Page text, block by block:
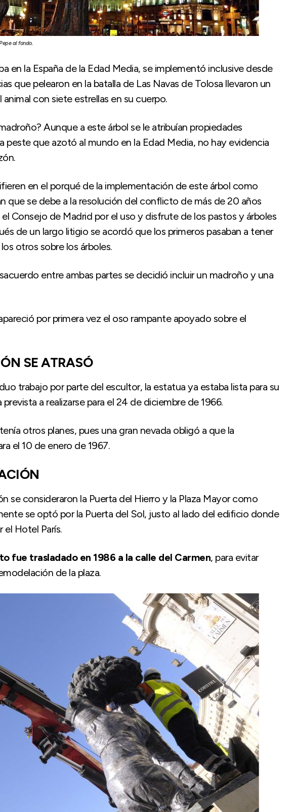
al fondo.
en la España de la Edad Media, se implementó inclusive desde
que pelearon en la batalla de Las Navas de Tolosa llevaron un
con siete estrellas en su cuerpo.
Aunque a este árbol se le atribuían propiedades
peste que azotó al mundo en la Edad Media, no hay evidencia
en el porqué de la implementación de este árbol como
que se debe a la resolución del conflicto de más de 20 años
Consejo de Madrid por el uso y disfrute de los pastos y árboles
de un largo litigio se acordó que los primeros pasaban a tener
otros sobre los árboles.
entre ambas partes se decidió incluir un madroño y una
por primera vez el oso rampante apoyado sobre el
SE ATRASÓ
trabajo por parte del escultor, la estatua ya estaba lista para su
a realizarse para el 24 de diciembre de 1966.
otros planes, pues una gran nevada obligó a que la
el 10 de enero de 1967.
se consideraron la Puerta del Hierro y la Plaza Mayor como
se optó por la Puerta del Sol, justo al lado del edificio donde
el Hotel París.
fue trasladado en 1986 a la calle del Carmen, para evitar
de la plaza.